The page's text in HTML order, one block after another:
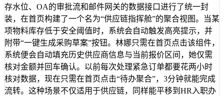
存水位、OA的审批流和邮件网关的数据接口进行了统一封
装，在首页构建了一个名为“供应链指挥舱”的聚合视图。当某
项物料库存低于安全阈值时，系统会自动触发高亮提示，并
附带“一键生成采购草案”按钮。林娜只需在首页点击该组件，
系统便会自动填充历史供应商信息与当前报价区间，她仅需
核对金额并回车确认。以前每次处理紧急订单都要花两小时
核对数据，现在只需在首页点击“待办聚合”，3分钟就能完成
流转。这种场景不仅适用于供应链，同样能平移到HR入职办